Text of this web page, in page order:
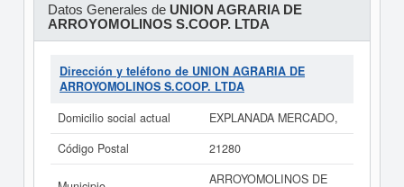
Datos Generales de UNION AGRARIA DE
ARROYOMOLINOS S.COOP. LTDA
Dirección y teléfono de UNION AGRARIA DE
ARROYOMOLINOS S.COOP. LTDA
Domicilio social actual
EXPLANADA MERCADO,
Código Postal
21280
ARROYOMOLINOS DE